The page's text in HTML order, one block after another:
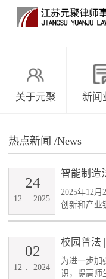
关于元聚 新闻
热点新闻 /News
智能制造
2025年12
创新和产业
12 . 2025
24
校园普法
为进一步加
识，提高师
12 2024
02